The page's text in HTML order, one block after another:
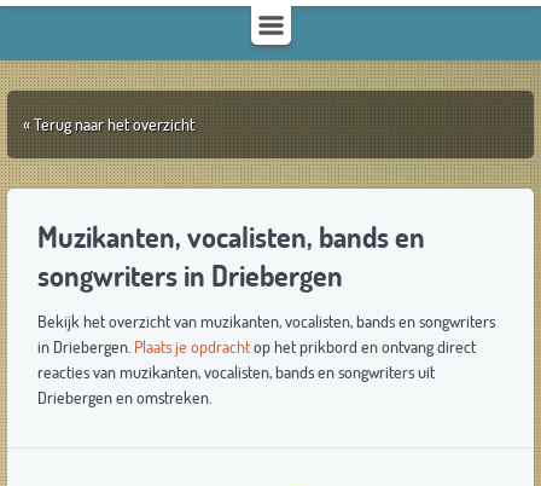
« Terug naar het overzicht
Muzikanten, vocalisten, bands en
songwriters in Driebergen
Bekijk het overzicht van muzikanten, vocalisten, bands en songwriters
in Driebergen. Plaats je opdrachtop het prikbord en ontvang direct
reacties van muzikanten, vocalisten, bands en songwriters uit
Driebergen en omstreken.